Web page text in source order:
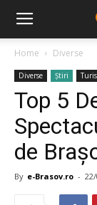
Home Diverse
Diverse Știri
Top 5
de
By e-Brasov.ro -